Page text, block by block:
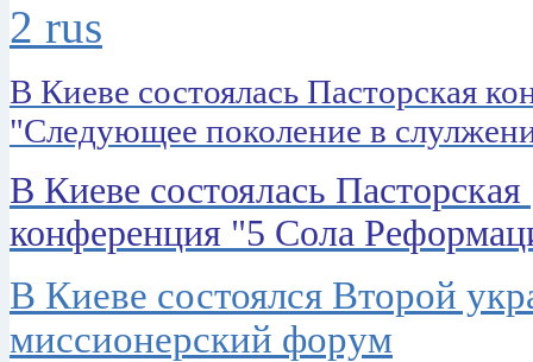
В Киеве состоялась Пасторская
"Следующее поколение в
В Киеве состоялась Пасторская
конференция "5 Сола
В Киеве состоялся Второй
миссионерский форум